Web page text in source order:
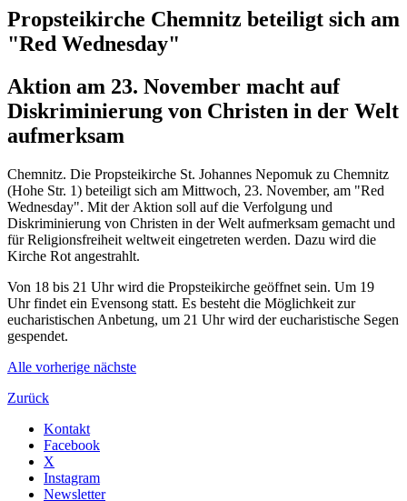
Propsteikirche Chemnitz beteiligt sich am
"Red Wednesday"
Aktion am 23. November macht auf
Diskriminierung von Christen in der Welt
aufmerksam
Chemnitz. Die Propsteikirche St. Johannes Nepomuk zu Chemnitz
(Hohe Str. 1) beteiligt sich am Mittwoch, 23. November, am "Red
Wednesday". Mit der Aktion soll auf die Verfolgung und
Diskriminierung von Christen in der Welt aufmerksam gemacht und
für Religionsfreiheit weltweit eingetreten werden. Dazu wird die
Kirche Rot angestrahlt.
Von 18 bis 21 Uhr wird die Propsteikirche geöffnet sein. Um 19
Uhr findet ein Evensong statt. Es besteht die Möglichkeit zur
eucharistischen Anbetung, um 21 Uhr wird der eucharistische Segen
gespendet.
Alle vorherige nächste
Zurück
Kontakt
Facebook
X
Instagram
Newsletter